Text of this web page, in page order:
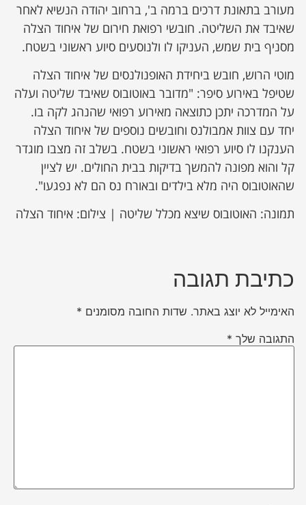
מעורב בתאונת דרכים ברמה ב', ברחוב יהודה הנשיא לאחר
שאיבד את השליטה. חובשי רפואת חירום של איחוד הצלה
מסניף בית שמש, העניקו לו ולנוסעים סיוע ראשוני בשטח.
מוטי הרוש, חובש ביחידת האופנולנסים של איחוד הצלה
שטיפל באירוע סיפר: "מדובר באוטובוס שאיבד שליטה ועלה
על המדרכה יתכן כתוצאה מאירוע רפואי שהנהג לקה בו.
יחד עם צוות אמבולנס וחובשים נוספים של איחוד הצלה
הענקנו לו סיוע רפואי ראשוני בשטח. בשלב זה מצבו מוגדר
קל והוא מפונה להמשך בדיקות בבית החולים. יש לציין
שהאוטובוס היה מלא בילדים ובאורח נס הם לא נפגעו".
תמונה: האוטובוס שיצא מכלל שליטה | צילום: איחוד הצלה
כתיבת תגובה
האימייל לא יוצג באתר. שדות החובה מסומנים *
התגובה שלך *